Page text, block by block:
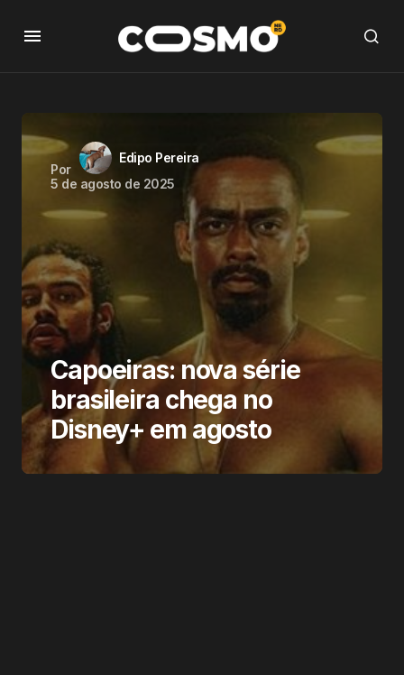
Por
Edipo Pereira
5 de agosto de 2025
Capoeiras: nova série
brasileira chega no
Disney+ em agosto